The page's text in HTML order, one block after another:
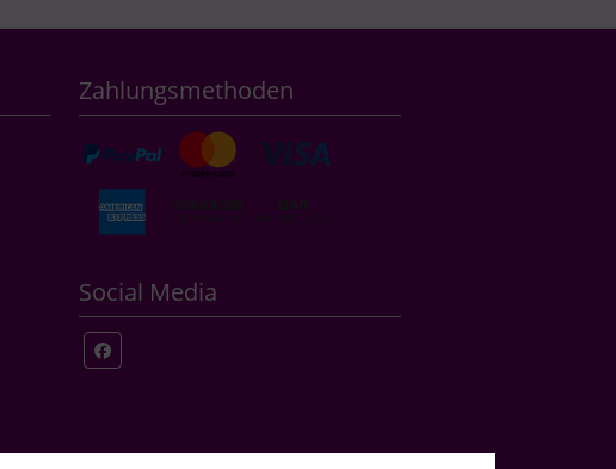
Zahlungsmethoden
Social Media